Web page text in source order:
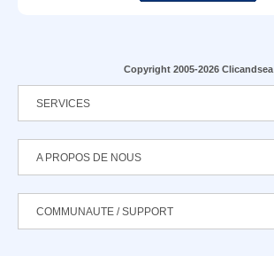
Copyright 2005-2026 Clicandsea
SERVICES
A PROPOS DE NOUS
COMMUNAUTE / SUPPORT